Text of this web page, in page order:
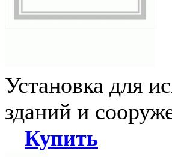
Установка для
зданий и
Купить